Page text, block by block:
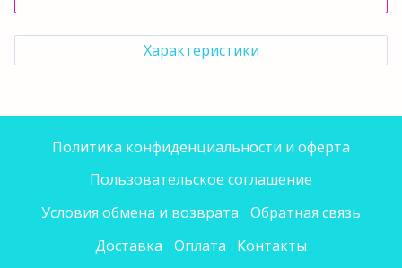
Характеристики
Политика конфиденциальности и оферта
Пользовательское соглашение
Условия обмена и возврата
Обратная связь
Доставка
Оплата Контакты